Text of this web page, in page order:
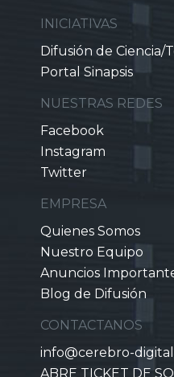
INICIATIVAS
Difusión de Ciencia/
Portal Sinapsis
NUESTRAS REDES
Facebook
Instagram
Twitter
EMPRESA
Quienes Somos
Nuestro Equipo
Anuncios
Blog de Difusión
CONTACTANOS
info@cerebro-
ABRE TICKET DE